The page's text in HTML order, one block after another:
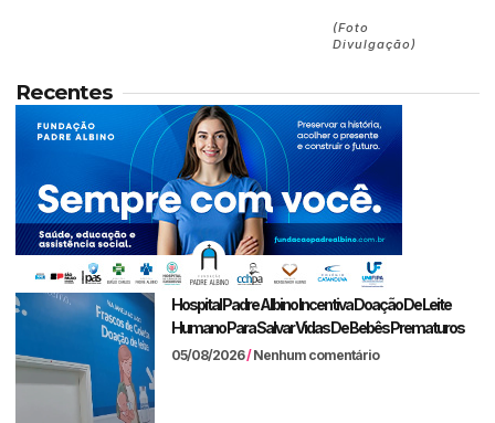
(Foto
Divulgação)
Recentes
Hospital Padre Albino Incentiva Doação De Leite
Humano Para Salvar Vidas De Bebês Prematuros
05/08/2026 Nenhum comentário